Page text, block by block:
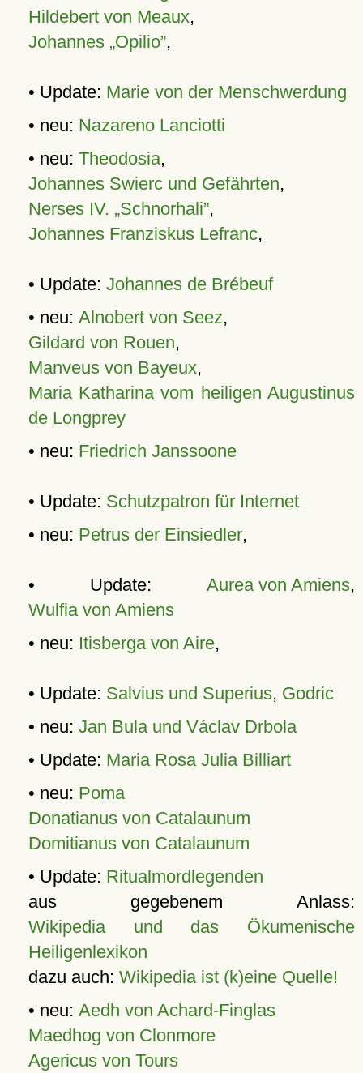
Hildebert von Meaux,
Johannes „Opilio”,
• Update: Marie von der Menschwerdung
• neu: Nazareno Lanciotti
• neu: Theodosia,
Johannes Swierc und Gefährten,
Nerses IV. „Schnorhali”,
Johannes Franziskus Lefranc,
• Update: Johannes de Brébeuf
• neu: Alnobert von Seez,
Gildard von Rouen,
Manveus von Bayeux,
Maria Katharina vom heiligen Augustinus
de Longprey
• neu: Friedrich Janssoone
• Update: Schutzpatron für Internet
• neu: Petrus der Einsiedler,
• Update: Aurea von Amiens,
Wulfia von Amiens
• neu: Itisberga von Aire,
• Update: Salvius und Superius, Godric
• neu: Jan Bula und Václav Drbola
• Update: Maria Rosa Julia Billiart
• neu: Poma
Donatianus von Catalaunum
Domitianus von Catalaunum
• Update: Ritualmordlegenden
aus gegebenem Anlass:
Wikipedia und das Ökumenische
Heiligenlexikon
dazu auch: Wikipedia ist (k)eine Quelle!
• neu: Aedh von Achard-Finglas
Maedhog von Clonmore
Agericus von Tours